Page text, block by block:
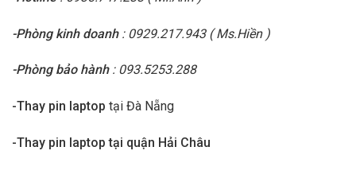
-Phòng kinh doanh: 0929.217.943 ( Ms.Hiền )
-Phòng bảo hành: 093.5253.288
-Thay pin laptop tại Đà Nẵng
-Thay pin laptop tại quận Hải Châu